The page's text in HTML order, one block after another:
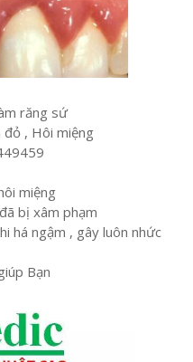
răng sứ
, Hôi miệng
miệng
bị xâm phạm
há ngậm , gây luôn nhức
Bạn